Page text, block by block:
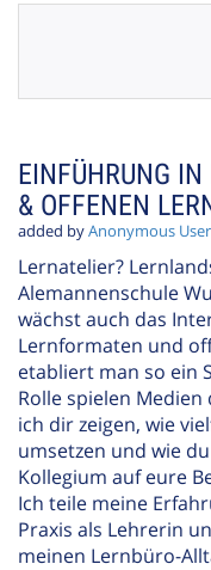
EINFÜHRUNG IN
& OFFENEN
added byAnonymous User
Lernatelier?
Alemannenschule
wächst auch das
Lernformaten und
etabliert man so ein
Rolle spielen
ich dir zeigen, wie
umsetzen und wie
Kollegium auf eure
Ich teile meine
Praxis als Lehrerin
meinen Lernbüro-